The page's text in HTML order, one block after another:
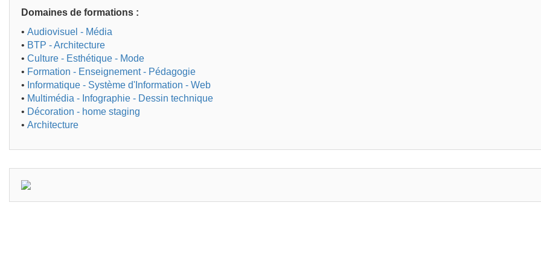
Domaines de formations :
• Audiovisuel - Média
• BTP - Architecture
• Culture - Esthétique - Mode
• Formation - Enseignement - Pédagogie
• Informatique - Système d'Information - Web
• Multimédia - Infographie - Dessin technique
• Décoration - home staging
• Architecture